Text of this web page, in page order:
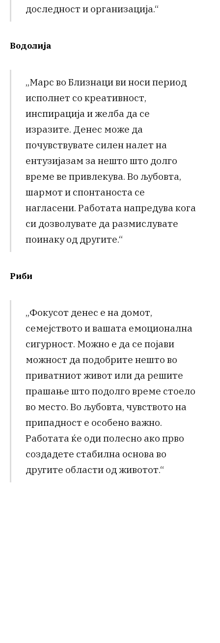
доследност и организација.“
Водолија
„Марс во Близнаци ви носи период
исполнет со креативност,
инспирација и желба да се
изразите. Денес може да
почувствувате силен налет на
ентузијазам за нешто што долго
време ве привлекува. Во љубовта,
шармот и спонтаноста се
нагласени. Работата напредува кога
си дозволувате да размислувате
поинаку од другите.“
Риби
„Фокусот денес е на домот,
семејството и вашата емоционална
сигурност. Можно е да се појави
можност да подобрите нешто во
приватниот живот или да решите
прашање што подолго време стоело
во место. Во љубовта, чувството на
припадност е особено важно.
Работата ќе оди полесно ако прво
создадете стабилна основа во
другите области од животот.“